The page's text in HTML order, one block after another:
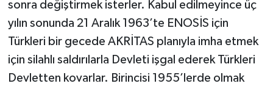
sonra değiştirmek isterler. Kabul edilmeyince üç
yılın sonunda 21 Aralık 1963’te ENOSİS için
Türkleri bir gecede AKRİTAS planıyla imha etmek
için silahlı saldırılarla Devleti işgal ederek Türkleri
Devletten kovarlar. Birincisi 1955’lerde olmak